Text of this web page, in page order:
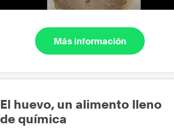
Más información
El huevo, un alimento lleno
de química